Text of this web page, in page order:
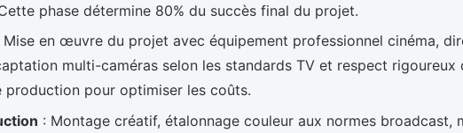
phase détermine 80% du succès final du projet.
Mise en œuvre du projet avec équipement professionnel cinéma,
multi-caméras selon les standards TV et respect rigoureux
production pour optimiser les coûts.
: Montage créatif, étalonnage couleur aux normes broadcast,